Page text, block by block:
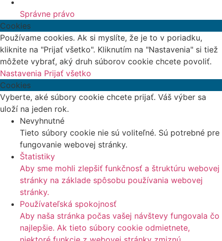
Správne právo
Cookies
Používame cookies. Ak si myslíte, že je to v poriadku,
kliknite na "Prijať všetko". Kliknutím na "Nastavenia" si tiež
môžete vybrať, aký druh súborov cookie chcete povoliť.
Nastavenia Prijať všetko
Cookies
Vyberte, aké súbory cookie chcete prijať. Váš výber sa
uloží na jeden rok.
Nevyhnutné
Tieto súbory cookie nie sú voliteľné. Sú potrebné pre
fungovanie webovej stránky.
Štatistiky
Aby sme mohli zlepšiť funkčnosť a štruktúru webovej
stránky na základe spôsobu používania webovej
stránky.
Používateľská spokojnosť
Aby naša stránka počas vašej návštevy fungovala čo
najlepšie. Ak tieto súbory cookie odmietnete,